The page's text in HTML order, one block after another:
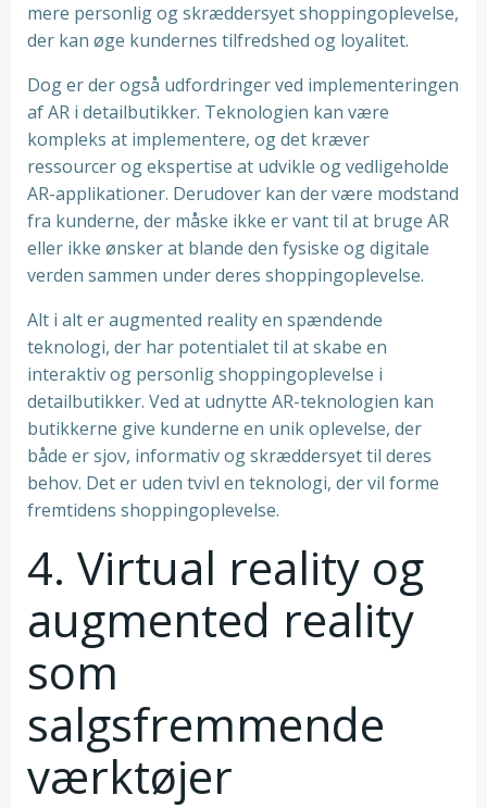
mere personlig og skræddersyet shoppingoplevelse,
der kan øge kundernes tilfredshed og loyalitet.
Dog er der også udfordringer ved implementeringen
af AR i detailbutikker. Teknologien kan være
kompleks at implementere, og det kræver
ressourcer og ekspertise at udvikle og vedligeholde
AR-applikationer. Derudover kan der være modstand
fra kunderne, der måske ikke er vant til at bruge AR
eller ikke ønsker at blande den fysiske og digitale
verden sammen under deres shoppingoplevelse.
Alt i alt er augmented reality en spændende
teknologi, der har potentialet til at skabe en
interaktiv og personlig shoppingoplevelse i
detailbutikker. Ved at udnytte AR-teknologien kan
butikkerne give kunderne en unik oplevelse, der
både er sjov, informativ og skræddersyet til deres
behov. Det er uden tvivl en teknologi, der vil forme
fremtidens shoppingoplevelse.
4. Virtual reality og
augmented reality
som
salgsfremmende
værktøjer